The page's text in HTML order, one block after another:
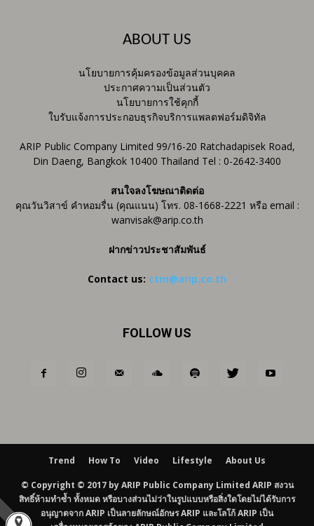
ABOUT US
นโยบายการคุ้มครองข้อมูลส่วนบุคคล
ประกาศความเป็นส่วนตัว
นโยบายการใช้คุกกี้
ใบรับแจ้งการประกอบธุรกิจบริการแพลตฟอร์มดิจิทัล
ARIP Public Company Limited 99/16-20 Ratchadapisek Road,
Din Daeng, Bangkok 10400 Thailand Tel : 0-2642-3400
สนใจลงโฆษณาติดต่อ
คุณวันวิสาข์ คำหอมรื่น (คุณแนน) โทร. 08-1668-2221 หรือ email :
wanvisak@arip.co.th
ฝากข่าวประชาสัมพันธ์
Contact us: ctm@arip.co.th
FOLLOW US
Trend How To Video Lifestyle About Us
© Copyright © 2017 by ARIP Public Company Limited ARIP สงวน
สิทธิ์ห้ามทำซ้ำ ทั้งหมด หรือบางส่วนไม่ว่าในรูปแบบหรือสิ่งใดโดยไม่ได้รับการ
อนุญาตจาก ARIP เป็นลายลักษณ์อักษร ARIP และโลโก้ ARIP เป็น